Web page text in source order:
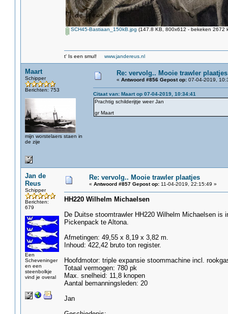
SCH45-Bastiaan_150kB.jpg (147.8 KB, 800x612 - bekeken 2672
t' Is een smul! www.jandereus.nl
Maart
Schipper
Berichten: 753
mijn worstelaers staen in
de zije
Re: vervolg.. Mooie trawler plaatjes
« Antwoord #856 Gepost op:07-04-2019,
Citaat van: Maart op 07-04-2019, 10:34:41
Prachtig schilderijtje weer Jan
gr Maart
Jan de
Reus
Schipper
Berichten:
679
Een
Scheveninger
en een
steenbolkje
vind je overal
Re: vervolg.. Mooie trawler plaatjes
« Antwoord #857 Gepost op:11-04-2019, 22:15:49 »
HH220 Wilhelm Michaelsen
De Duitse stoomtrawler HH220 Wilhelm Michaelsen
Pickenpack te Altona.
Afmetingen: 49,55 x 8,19 x 3,82 m.
Inhoud: 422,42 bruto ton register.
Hoofdmotor: triple expansie stoommachine incl.
Totaal vermogen: 780 pk
Max. snelheid: 11,8 knopen
Aantal bemanningsleden: 20
Jan